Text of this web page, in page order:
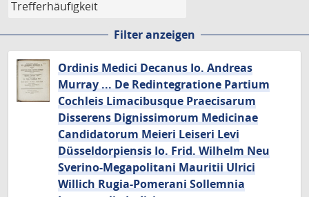
Filter anzeigen
Ordinis Medici Decanus Io. Andreas
Murray ... De Redintegratione Partium
Cochleis Limacibusque Praecisarum
Disserens Dignissimorum Medicinae
Candidatorum Meieri Leiseri Levi
Düsseldorpiensis Io. Frid. Wilhelm Neu
Sverino-Megapolitani Mauritii Ulrici
Willich Rugia-Pomerani Sollemnia